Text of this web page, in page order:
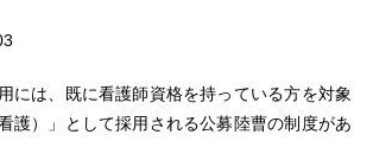
には、既に看護師資格を持っている方を対象
護）」として採用される公募陸曹の制度があ